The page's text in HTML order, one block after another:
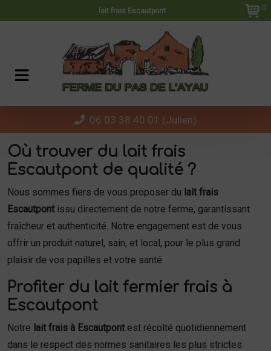
lait frais Escautpont 0
06 03 38 40 01 (Julien)
Où trouver du lait frais
Escautpont de qualité ?
Nous sommes fiers de vous proposer du lait frais
Escautpontissu directement de notre ferme, garantissant
fraîcheur et authenticité. Notre engagement est de vous
offrir un produit naturel, sain, et local, pour le plus grand
plaisir de vos papilles et votre santé.
Profiter du lait fermier frais à
Escautpont
Notre lait frais à Escautpontest récolté quotidiennement
dans le respect des normes sanitaires les plus strictes.
Panneau de gestion des cookies